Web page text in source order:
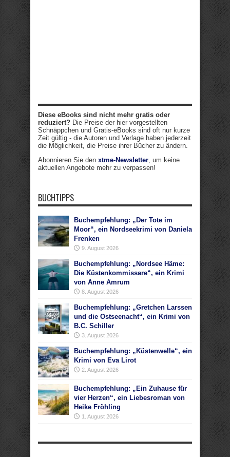
Diese eBooks sind nicht mehr gratis oder
reduziert? Die Preise der hier vorgestellten
Schnäppchen und Gratis-eBooks sind oft nur kurze
Zeit gültig - die Autoren und Verlage haben jederzeit
die Möglichkeit, die Preise ihrer Bücher zu ändern.
Abonnieren Sie den xtme-Newsletter, um keine
aktuellen Angebote mehr zu verpassen!
BUCHTIPPS
Buchempfehlung: „Der Tote im
Moor“, ein Nordseekrimi von Daniela
Frenken
9. August 2026
Buchempfehlung: „Nordsee Häme:
Die Küstenkommissare“, ein Krimi
von Anne Amrum
8. August 2026
Buchempfehlung: „Gretchen Larssen
und die Ostseenacht“, ein Krimi von
B.C. Schiller
3. August 2026
Buchempfehlung: „Küstenwelle“, ein
Krimi von Eva Lirot
2. August 2026
Buchempfehlung: „Ein Zuhause für
vier Herzen“, ein Liebesroman von
Heike Fröhling
1. August 2026